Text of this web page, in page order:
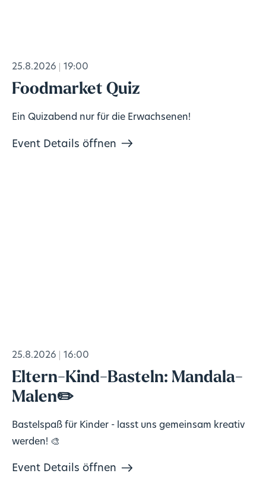
25.8.2026 19:00
Foodmarket Quiz
Ein Quizabend nur für die Erwachsenen!
Event Details öffnen
25.8.2026 16:00
Eltern-Kind-Basteln: Mandala-
Malen✏️
Bastelspaß für Kinder - lasst uns gemeinsam kreativ
werden! 🎨
Event Details öffnen